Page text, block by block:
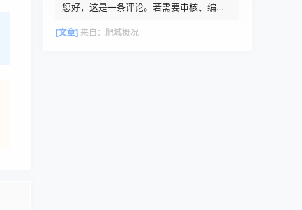
您好，这是一条评论。若需要审核、编辑
评论者头像来自 Gravatar。
[文章] 来自： 肥城概况